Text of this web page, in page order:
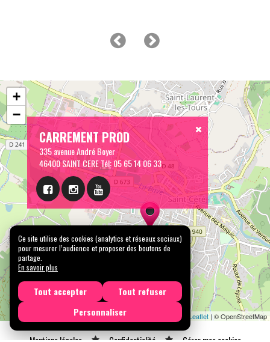
CARREMENT PROD
335 avenue André Boyer
46400 SAINT CERETél:05 65 14 06 33
+
−
Leaflet | © OpenStreetMap
Ce site utilise des cookies (analytics et réseaux sociaux)
pour mesurer l’audience et proposer des boutons de
partage.
En savoir plus
Tout accepter
Tout refuser
Personnaliser